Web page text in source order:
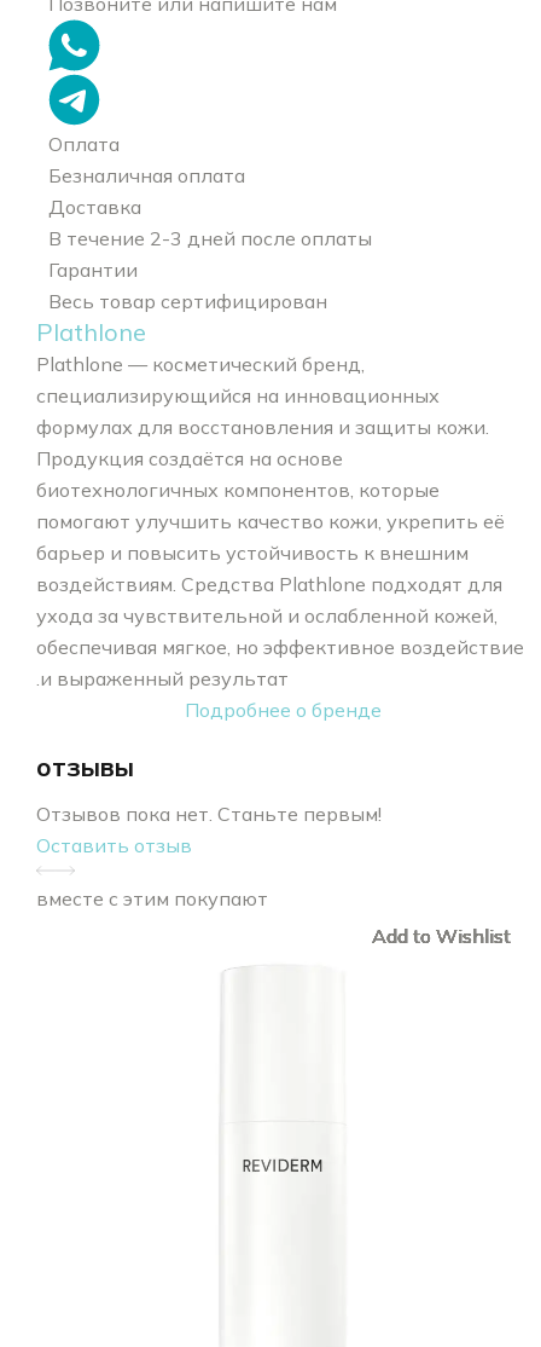
Оплата
Безналичная оплата
Доставка
В течение 2-3 дней после оплаты
Гарантии
Весь товар сертифицирован
Plathlone
Plathlone — косметический бренд,
специализирующийся на инновационных
формулах для восстановления и защиты кожи.
Продукция создаётся на основе
биотехнологичных компонентов, которые
помогают улучшить качество кожи, укрепить её
барьер и повысить устойчивость к внешним
воздействиям. Средства Plathlone подходят для
ухода за чувствительной и ослабленной кожей,
обеспечивая мягкое, но эффективное воздействие
и выраженный результат.
Подробнее о бренде
отзывы
Отзывов пока нет. Станьте первым!
Оставить отзыв
вместе с этим покупают
Add to Wishlist
Add to Wishlist
Add to Wishlist
Add to Wishlist
Add to Wishlist
Add to Wishlist
Add to Wishlist
Add to Wishlist
Add to Wishlist
Add to Wishlist
Add to Wishlist
Add to Wishlist